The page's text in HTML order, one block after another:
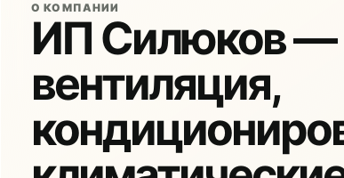
О КОМПАНИИ
ИП Силюков —
вентиляция,